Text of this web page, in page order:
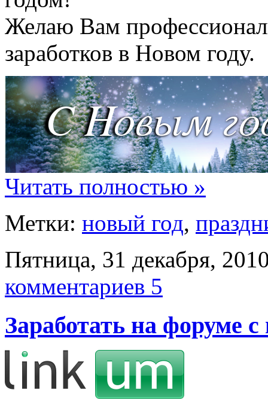
Желаю Вам
заработков в Новом году.
Читать полностью »
Метки: новый год,
Пятница, 31 декабря,
комментариев 5
Заработать на форуме с